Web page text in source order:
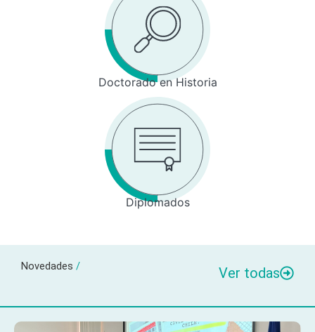
Doctorado en Historia
Diplomados
Novedades / Ver todas